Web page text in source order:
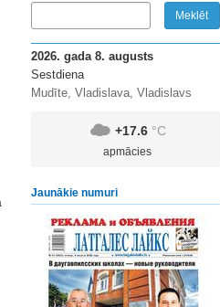
2026. gada 8. augusts
Sestdiena
Mudīte, Vladislava, Vladislavs
+17.6 °C
apmācies
Jaunākie numuri